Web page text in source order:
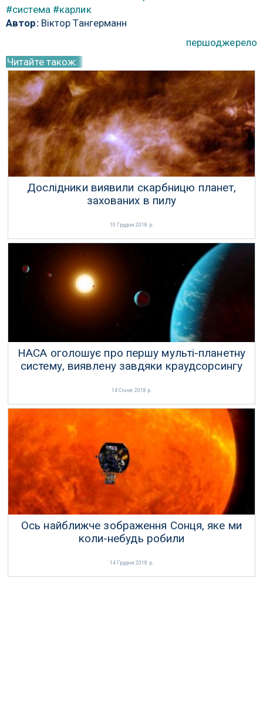
#система #карлик
Автор:Віктор Тангерманн
першоджерело
Читайте також:
Дослідники виявили скарбницю планет,
захованих в пилу
10 Грудня 2018 р.
НАСА оголошує про першу мульті-планетну
систему, виявлену завдяки краудсорсингу
14 Січня 2018 р.
Ось найближче зображення Сонця, яке ми
коли-небудь робили
14 Грудня 2018 р.